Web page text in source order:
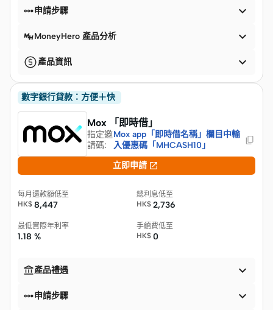
申請步驟 
MoneyHero 產品分析 
產品資訊 
數字銀行貸款：方便＋快 ​
Mox 「即時借」
指定邀
請碼:
Mox app「即時借名稱」欄目中輸
入優惠碼「MHCASH10」
立即申請 
每月還款額低至
HK$ 8,447
總利息低至
HK$ 2,736
最低實際年利率
1.18 %
手續費低至
HK$ 0
產品禮遇 
申請步驟 